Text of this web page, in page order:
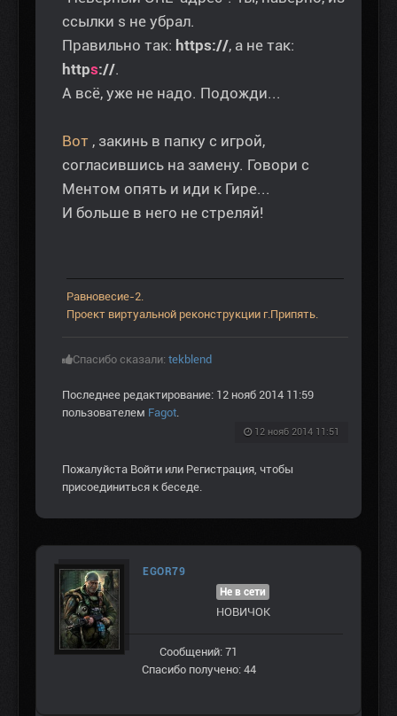
ссылки s не убрал.
Правильно так: https://, а не так:
https://.
А всё, уже не надо. Подожди...
Вот , закинь в папку с игрой,
согласившись на замену. Говори с
Ментом опять и иди к Гире...
И больше в него не стреляй!
Равновесие-2.
Проект виртуальной реконструкции г.Припять.
Спасибо сказали: tekblend
Последнее редактирование: 12 нояб 2014 11:59
пользователем Fagot.
12 нояб 2014 11:51
Пожалуйста Войти или Регистрация, чтобы
присоединиться к беседе.
EGOR79
Не в сети
НОВИЧОК
Сообщений: 71
Спасибо получено: 44